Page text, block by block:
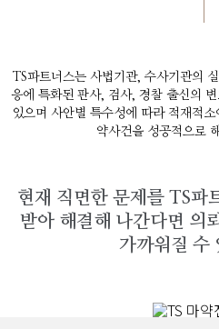
TS파트너스는 사법기관, 수사기관의
응에 특화된 판사, 검사, 경찰 출신의
있으며 사안별 특수성에 따라 적재적
약사건을 성공적으로
현재 직면한 문제를 TS파
받아 해결해 나간다면 의
가까워질 수